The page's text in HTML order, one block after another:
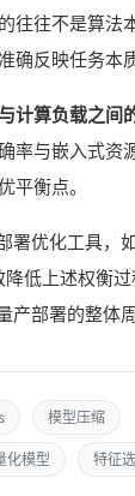
往往不是算法
确反映任务本质
计算负载之间
率与嵌入式资
平衡点。
署优化工具，
低上述权衡过
部署的整体周
模型压缩
化模型 特征